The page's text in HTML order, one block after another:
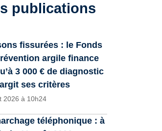
publications
fissurées : le Fonds
argile finance
3 000 € de diagnostic
ses critères
2026 à 10h24
téléphonique : à